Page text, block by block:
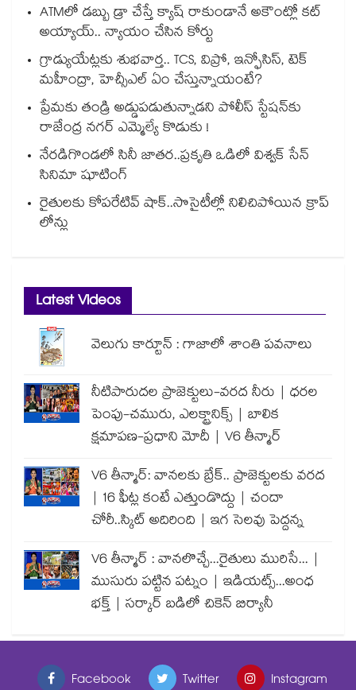
ATMలో డబ్బు డ్రా చేస్తే క్యాష్ రాకుండానే అకౌంట్లో కట్
అయ్యాయ్.. న్యాయం చేసిన కోర్టు
గ్రాడ్యుయేట్లకు శుభవార్త.. TCS, విప్రో, ఇన్ఫోసిస్, టెక్
మహీంద్రా, హెచ్సీఎల్ ఏం చేస్తున్నాయంటే?
ప్రేమకు తండ్రి అడ్డుపడుతున్నాడని పోలీస్ స్టేషన్⁪కు
రాజేంద్ర నగర్ ఎమ్మెల్యే కొడుకు !
నేరడిగొండలో సినీ జాతర..ప్రకృతి ఒడిలో విశ్వక్ సేన్
సినిమా షూటింగ్
రైతులకు కోపరేటివ్ షాక్..సొసైటీల్లో నిలిచిపోయిన క్రాప్
లోన్లు
Latest Videos
వెలుగు కార్టూన్ : గాజాలో శాంతి పవనాలు
నీటిపారుదల ప్రాజెక్టులు-వరద నీరు | ధరల
పెంపు-చమురు, ఎలక్ట్రానిక్స్ | బాలిక
క్షమాపణ-ప్రధాని మోదీ | V6 తీన్మార్
V6 తీన్మార్: వానలకు బ్రేక్.. ప్రాజెక్టులకు వరద
| 16 ఫీట్ల కంటే ఎత్తుండొద్దు | చందా
చోరీ..స్కిట్ అదిరింది | ఇగ సెలవు పెద్దన్న
V6 తీన్మార్ : వానలొచ్చే...రైతులు మురిసే... |
ముసురు పట్టిన పట్నం | ఇడియట్స్...అంధ
భక్త్ | సర్కార్ బడిలో చికెన్ బిర్యానీ
Facebook Twitter Instagram